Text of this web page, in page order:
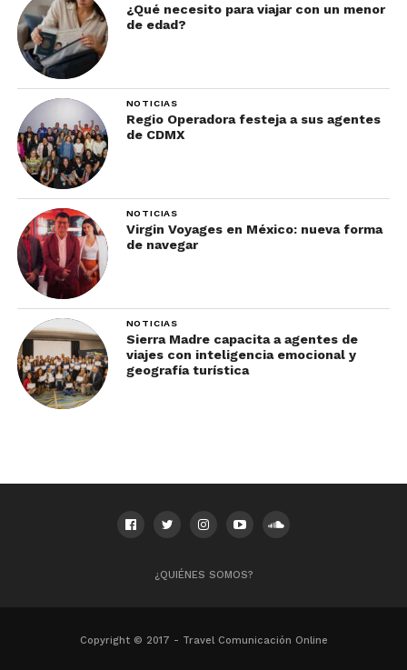
¿Qué necesito para viajar con un menor
de edad?
NOTICIAS
Regio Operadora festeja a sus agentes
de CDMX
NOTICIAS
Virgin Voyages en México: nueva forma
de navegar
NOTICIAS
Sierra Madre capacita a agentes de
viajes con inteligencia emocional y
geografía turística
¿QUIÉNES SOMOS?
Copyright © 2017 - Travel Comunicación Online